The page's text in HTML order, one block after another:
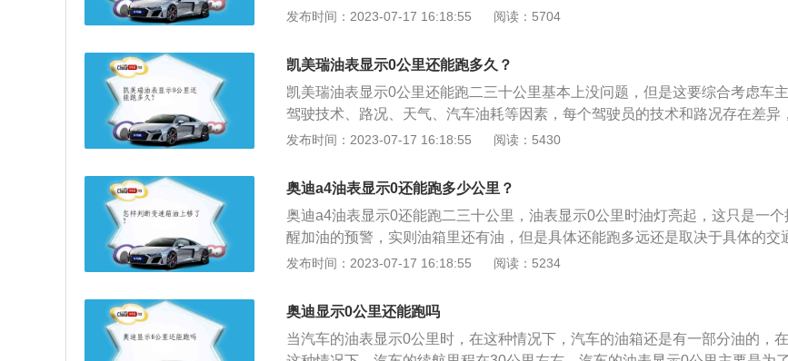
m、高1474mm，轴距为2688mm。朗逸搭载了1.4T涡轮增压发动机和7挡双离
悬架使用了麦弗逊式独立悬架，后悬架使用了扭力梁式非独立悬架。
发布时间：2023-07-17 16:18:55 阅读：5704
凯美瑞油表显示0公里还能跑多久？
凯美瑞油表显示0公里还能跑二三十公里基本上没问题，但是这要综合考虑车主
驾驶技术、路况、天气、汽车油耗等因素，每个驾驶员的技术和路况存在差异，
具体能跑的公里数也会有差异。凯美瑞的车身尺寸长宽高分别为4885毫米、
挂类型为麦弗逊式独立悬挂，后悬挂类型为多连杆式独立悬挂，车体结构为承载
式车身。
发布时间：2023-07-17 16:18:55 阅读：5430
奥迪a4油表显示0还能跑多少公里？
奥迪a4油表显示0还能跑二三十公里，油表显示0公里时油灯亮起，这只是一个
醒加油的预警，实则油箱里还有油，但是具体还能跑多远还是取决于具体的交
路况。一般情况下油表指示灯点亮时，普通的家用小轿车基本还剩5l到8l燃油，
4858mm、1847mm、1439mm，轴距为2908mm。该车搭载的发动机最大功率
110kw，最大扭为270nm。
发布时间：2023-07-17 16:18:55 阅读：5234
奥迪显示0公里还能跑吗
当汽车的油表显示0公里时，在这种情况下，汽车的油箱还是有一部分油的，在